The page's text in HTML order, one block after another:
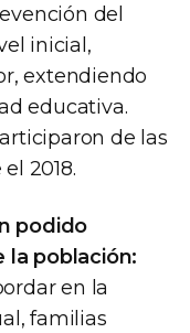
del
inicial,
extendiendo
educativa.
de las
2018.
podido
la población:
en la
familias